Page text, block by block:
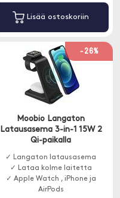
Lisää ostoskoriin
-26%
Moobio Langaton
Latausasema 3-in-1 15W 2
Qi-paikalla
✓ Langaton latausasema
✓ Lataa kolme laitetta
✓ Apple Watch , iPhone ja
AirPods